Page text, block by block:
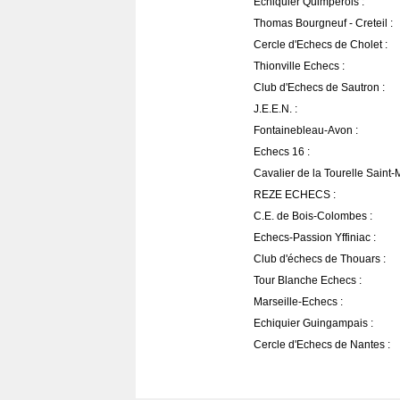
Thomas Bourgneuf - Creteil :
Cercle d'Echecs de Cholet :
Thionville Echecs :
Club d'Echecs de Sautron :
J.E.E.N. :
Fontainebleau-Avon :
Echecs 16 :
Cavalier de la Tourelle Saint-
REZE ECHECS :
C.E. de Bois-Colombes :
Echecs-Passion Yffiniac :
Club d'échecs de Thouars :
Tour Blanche Echecs :
Marseille-Echecs :
Echiquier Guingampais :
Cercle d'Echecs de Nantes :